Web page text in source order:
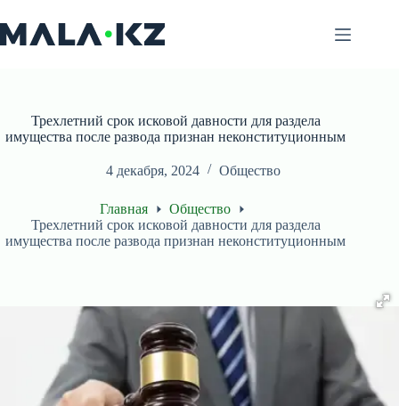
к
сути
Трехлетний срок исковой давности для раздела
имущества после развода признан неконституционным
4 декабря, 2024 Общество
Главная
Общество
Трехлетний срок исковой давности для раздела
имущества после развода признан неконституционным